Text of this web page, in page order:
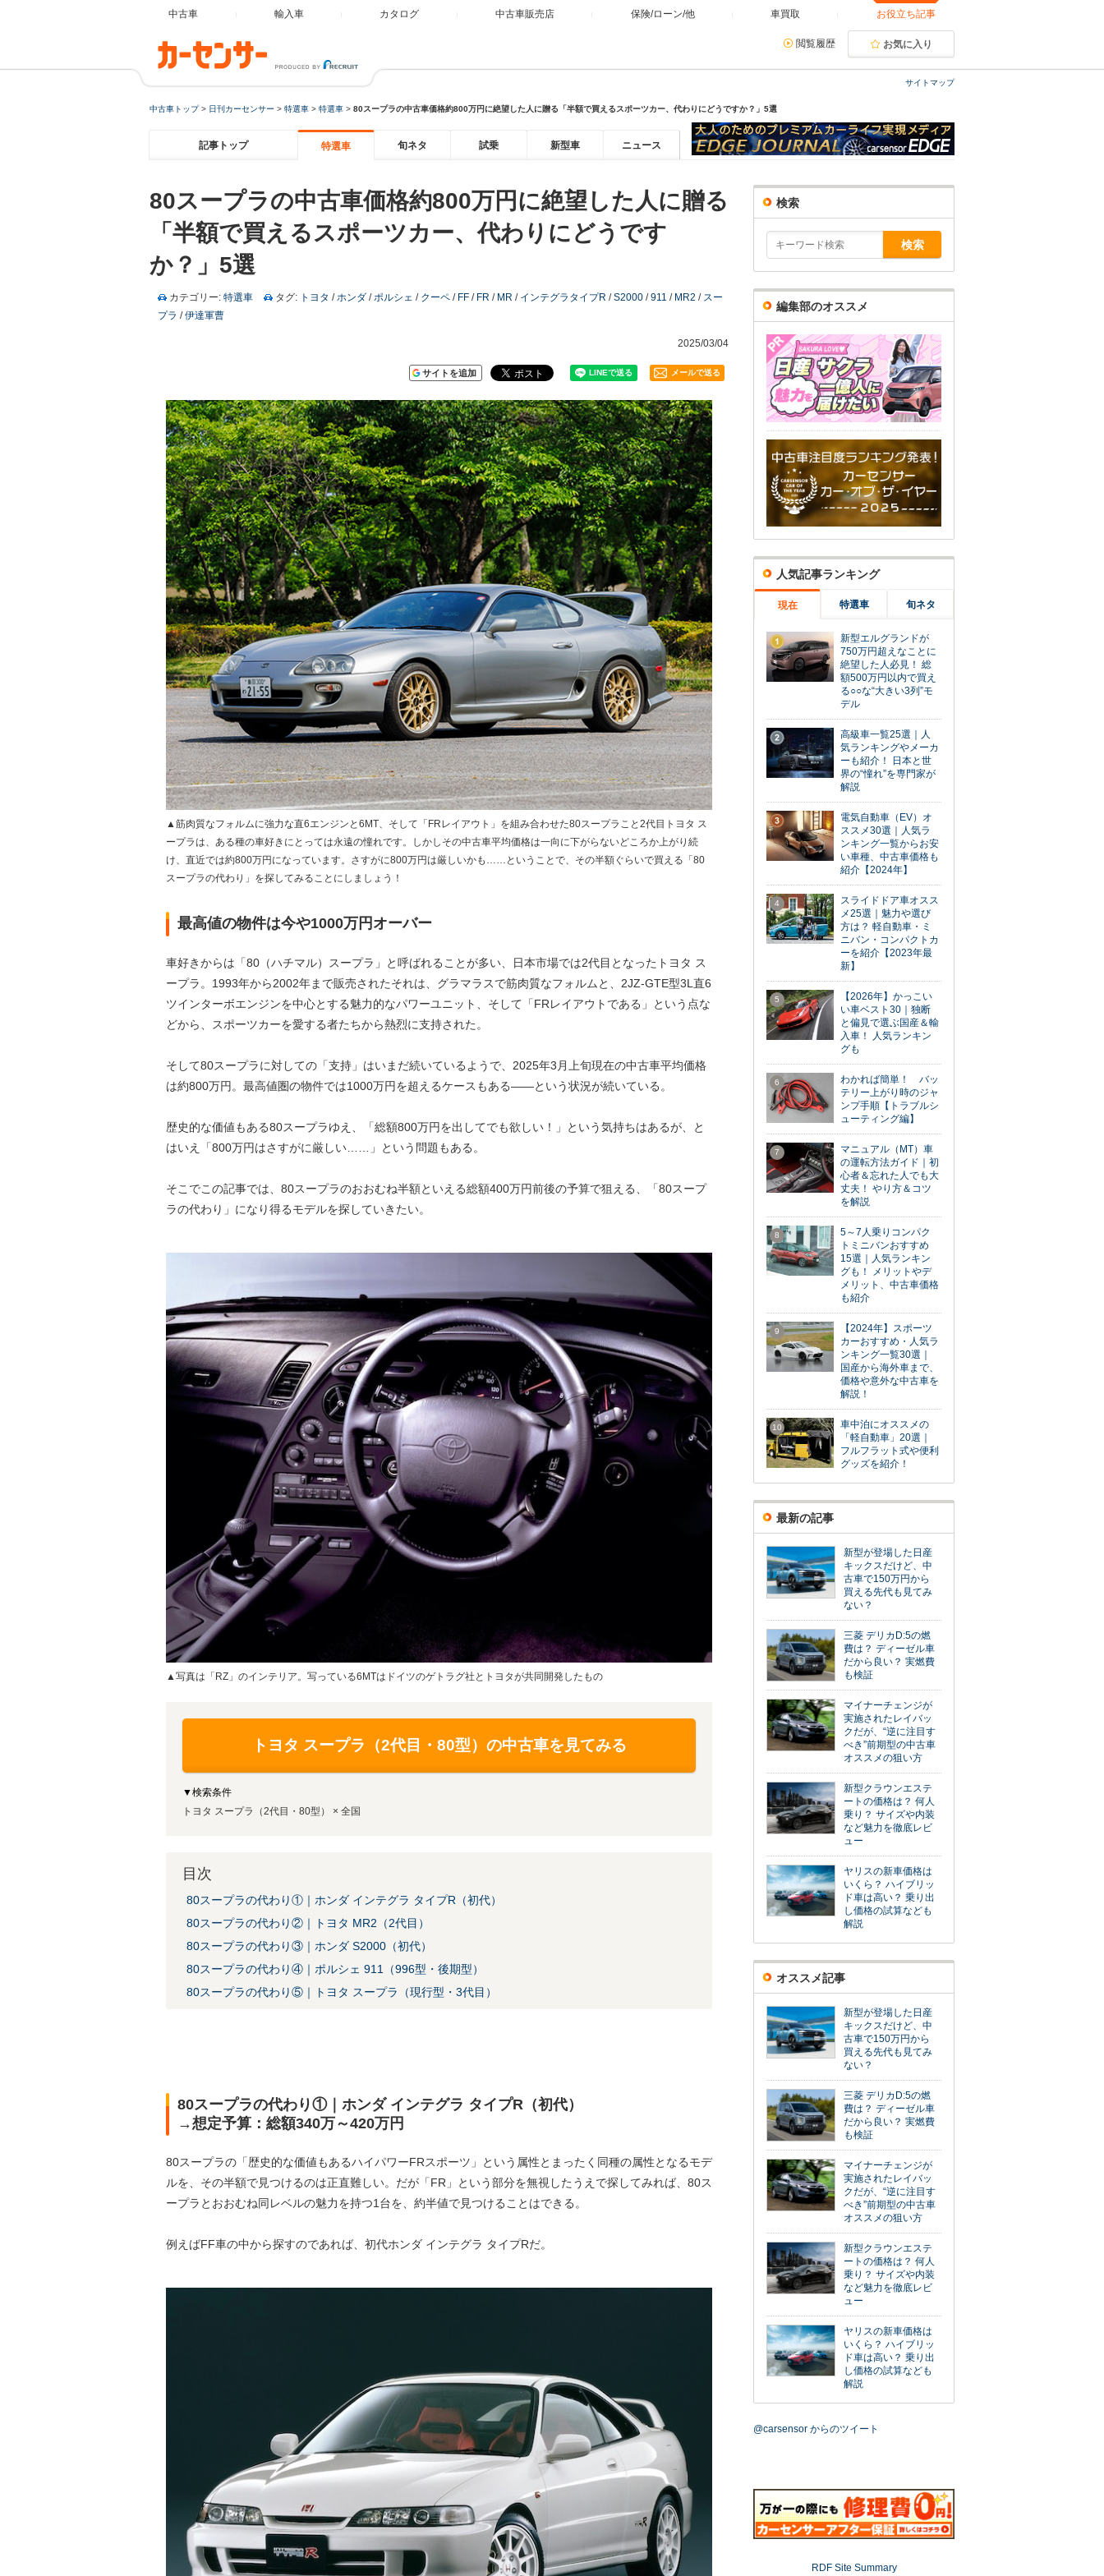
中古車 輸入車 カタログ 中古車販売店 保険/ローン/他 車買取 お役立ち記事
閲覧履歴 お気に入り
サイトマップ
中古車トップ> 日刊カーセンサー > 特選車 > 特選車 > 80スープラの中古車価格約800万円に絶望した人に贈る「半額で買えるスポーツカー、代わりにどうですか？」5選
記事トップ 特選車 旬ネタ 試乗 新型車 ニュース
80スープラの中古車価格約800万円に絶望した人に贈る
「半額で買えるスポーツカー、代わりにどうです
か？」5選
カテゴリー: 特選車 タグ: トヨタ /ホンダ /ポルシェ / クーペ / FF / FR / MR / インテグラタイプR /S2000 /911 / MR2 / スー
プラ /伊達軍曹
2025/03/04
サイトを追加 メールで送る
▲筋肉質なフォルムに強力な直6エンジンと6MT、そして「FRレイアウト」を組み合わせた80スープラこと2代目トヨタ ス
ープラは、ある種の車好きにとっては永遠の憧れです。しかしその中古車平均価格は一向に下がらないどころか上がり続
け、直近では約800万円になっています。さすがに800万円は厳しいかも……ということで、その半額ぐらいで買える「80
スープラの代わり」を探してみることにしましょう！
最高値の物件は今や1000万円オーバー
車好きからは「80（ハチマル）スープラ」と呼ばれることが多い、日本市場では2代目となったトヨタ ス
ープラ。1993年から2002年まで販売されたそれは、グラマラスで筋肉質なフォルムと、2JZ-GTE型3L直6
ツインターボエンジンを中心とする魅力的なパワーユニット、そして「FRレイアウトである」という点な
どから、スポーツカーを愛する者たちから熱烈に支持された。
そして80スープラに対しての「支持」はいまだ続いているようで、2025年3月上旬現在の中古車平均価格
は約800万円。最高値圏の物件では1000万円を超えるケースもある――という状況が続いている。
歴史的な価値もある80スープラゆえ、「総額800万円を出してでも欲しい！」という気持ちはあるが、と
はいえ「800万円はさすがに厳しい……」という問題もある。
そこでこの記事では、80スープラのおおむね半額といえる総額400万円前後の予算で狙える、「80スープ
ラの代わり」になり得るモデルを探していきたい。
▲写真は「RZ」のインテリア。写っている6MTはドイツのゲトラグ社とトヨタが共同開発したもの
トヨタ スープラ（2代目・80型）の中古車を見てみる
▼検索条件
トヨタ スープラ（2代目・80型） × 全国
目次
80スープラの代わり①｜ホンダ インテグラ タイプR（初代）
80スープラの代わり②｜トヨタ MR2（2代目）
80スープラの代わり③｜ホンダ S2000（初代）
80スープラの代わり④｜ポルシェ 911（996型・後期型）
80スープラの代わり⑤｜トヨタ スープラ（現行型・3代目）
80スープラの代わり①｜ホンダ インテグラ タイプR（初代）
→想定予算：総額340万～420万円
80スープラの「歴史的な価値もあるハイパワーFRスポーツ」という属性とまったく同種の属性となるモデ
ルを、その半額で見つけるのは正直難しい。だが「FR」という部分を無視したうえで探してみれば、80ス
ープラとおおむね同レベルの魅力を持つ1台を、約半値で見つけることはできる。
例えばFF車の中から探すのであれば、初代ホンダ インテグラ タイプRだ。
検索
編集部のオススメ
人気記事ランキング
現在 特選車 旬ネタ
1
新型エルグランドが
750万円超えなことに
絶望した人必見！ 総
額500万円以内で買え
る○○な“大きい3列”モ
デル
2
高級車一覧25選｜人
気ランキングやメーカ
ーも紹介！ 日本と世
界の“憧れ”を専門家が
解説
3
電気自動車（EV）オ
ススメ30選｜人気ラ
ンキング一覧からお安
い車種、中古車価格も
紹介【2024年】
4
スライドドア車オスス
メ25選｜魅力や選び
方は？ 軽自動車・ミ
ニバン・コンパクトカ
ーを紹介【2023年最
新】
5
【2026年】かっこい
い車ベスト30｜独断
と偏見で選ぶ国産＆輸
入車！ 人気ランキン
グも
6
わかれば簡単！ バッ
テリー上がり時のジャ
ンプ手順【トラブルシ
ューティング編】
7
マニュアル（MT）車
の運転方法ガイド｜初
心者＆忘れた人でも大
丈夫！ やり方＆コツ
を解説
8
5～7人乗りコンパク
トミニバンおすすめ
15選｜人気ランキン
グも！ メリットやデ
メリット、中古車価格
も紹介
9
【2024年】スポーツ
カーおすすめ・人気ラ
ンキング一覧30選｜
国産から海外車まで、
価格や意外な中古車を
解説！
10
車中泊にオススメの
「軽自動車」20選｜
フルフラット式や便利
グッズを紹介！
最新の記事
新型が登場した日産
キックスだけど、中
古車で150万円から
買える先代も見てみ
ない？
三菱 デリカD:5の燃
費は？ ディーゼル車
だから良い？ 実燃費
も検証
マイナーチェンジが
実施されたレイバッ
クだが、“逆に注目す
べき”前期型の中古車
オススメの狙い方
新型クラウンエステ
ートの価格は？ 何人
乗り？ サイズや内装
など魅力を徹底レビ
ュー
ヤリスの新車価格は
いくら？ ハイブリッ
ド車は高い？ 乗り出
し価格の試算なども
解説
オススメ記事
新型が登場した日産
キックスだけど、中
古車で150万円から
買える先代も見てみ
ない？
三菱 デリカD:5の燃
費は？ ディーゼル車
だから良い？ 実燃費
も検証
マイナーチェンジが
実施されたレイバッ
クだが、“逆に注目す
べき”前期型の中古車
オススメの狙い方
新型クラウンエステ
ートの価格は？ 何人
乗り？ サイズや内装
など魅力を徹底レビ
ュー
ヤリスの新車価格は
いくら？ ハイブリッ
ド車は高い？ 乗り出
し価格の試算なども
解説
@carsensor からのツイート
RDF Site Summary